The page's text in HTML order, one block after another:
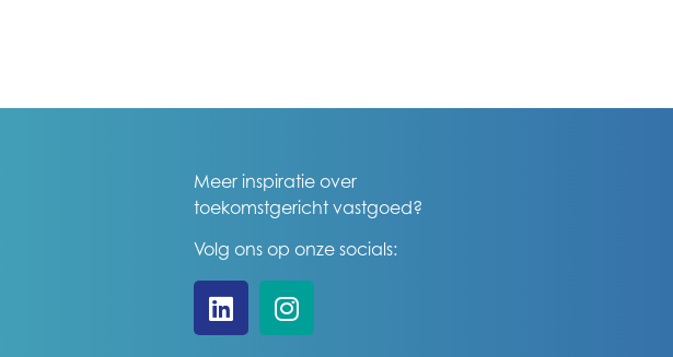
Meer inspiratie over
toekomstgericht vastgoed?
Volg ons op onze socials: